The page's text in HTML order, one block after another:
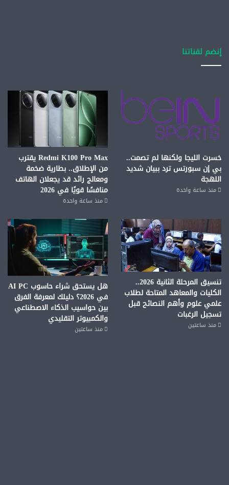
إنضم لقناتنا
خسرت الليجا ولكنها لم تصمت..
بي إن سبورتس ترد ببيان شديد
اللهجة
منذ ساعة واحدة
Redmi K100 Pro Max يقترب
من الإطلاق.. بطارية ضخمة
ومعالج رائد قد يجعلان الهاتف
منافسًا قويًا في 2026
منذ ساعة واحدة
تنسيق المرحلة الثانية 2026..
الكليات والمعاهد المتاحة لطلاب
علمي علوم وأهم النصائح قبل
تسجيل الرغبات
منذ ساعتين
هل يستحق شراء حاسوب AI PC
في 2026؟ دليلك لمعرفة الفرق
بين حواسيب الذكاء الاصطناعي
والكمبيوتر التقليدي
منذ ساعتين